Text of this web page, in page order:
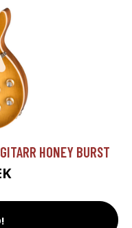
HONEY BURST